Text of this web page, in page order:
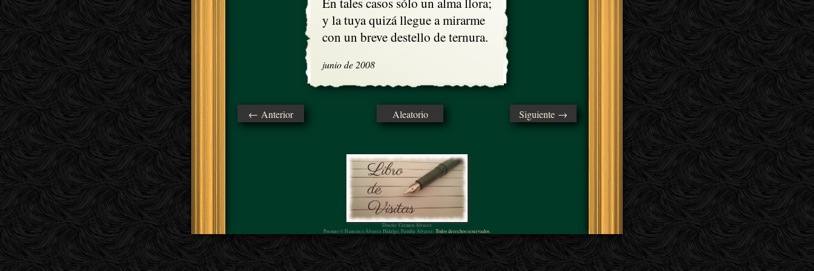
y la tuya quizá llegue a mirarme
con un breve destello de ternura.
junio de 2008
← Anterior Aleatorio Siguiente →
Diseño: Carmen Álvarez
Poemas © Francisco Álvarez Hidalgo, Familia Álvarez. Todos derechos reservados.